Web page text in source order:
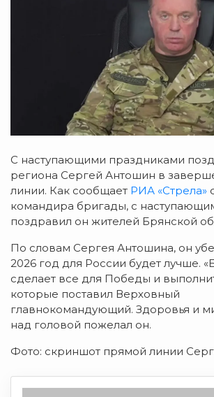
С наступающими праздниками
региона Сергей Антошин в
линии. Как сообщает РИА «Стрела»
командира бригады, с
поздравил он жителей Брянской
По словам Сергея Антошина, он
2026 год для России будет лучше.
сделает все для Победы и
которые поставил Верховный
главнокомандующий. Здоровья и
над головой пожелал он.
Фото: скриншот прямой линии